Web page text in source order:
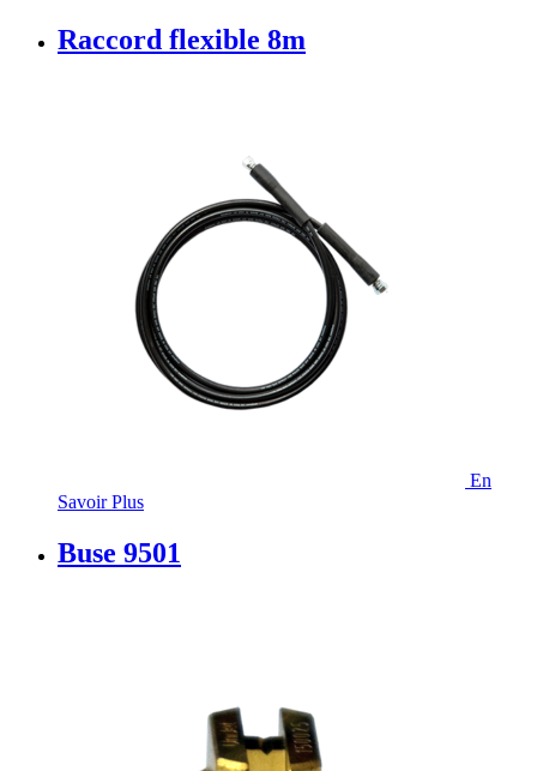
Raccord flexible 8m
En
Savoir Plus
Buse 9501